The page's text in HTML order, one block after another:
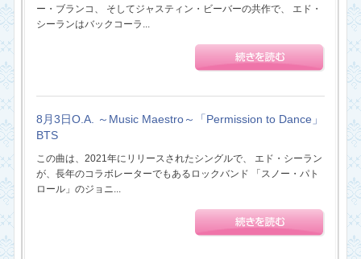
ー・ブランコ、 そしてジャスティン・ビーバーの共作で、 エド・
シーランはバックコーラ...
8月3日O.A. ～Music Maestro～「Permission to Dance」
BTS
この曲は、2021年にリリースされたシングルで、 エド・シーラン
が、長年のコラボレーターでもあるロックバンド 「スノー・パト
ロール」のジョニ...